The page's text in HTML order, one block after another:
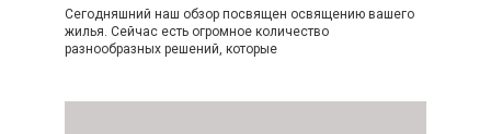
Сегодняшний наш обзор посвящен освящению вашего
жилья. Сейчас есть огромное количество
разнообразных решений, которые